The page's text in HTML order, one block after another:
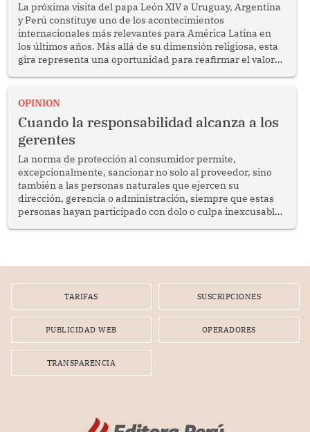
La próxima visita del papa León XIV a Uruguay, Argentina
y Perú constituye uno de los acontecimientos
internacionales más relevantes para América Latina en
los últimos años. Más allá de su dimensión religiosa, esta
gira representa una oportunidad para reafirmar el valor
enfrenta desafíos en materia de desarrollo, cohesión
OPINION
Cuando la responsabilidad alcanza a los
gerentes
La norma de protección al consumidor permite,
excepcionalmente, sancionar no solo al proveedor, sino
también a las personas naturales que ejercen su
dirección, gerencia o administración, siempre que estas
personas hayan participado con dolo o culpa inexcusable
por la frustrada realización de un meet and greet con
TARIFAS SUSCRIPCIONES
PUBLICIDAD WEB OPERADORES
TRANSPARENCIA